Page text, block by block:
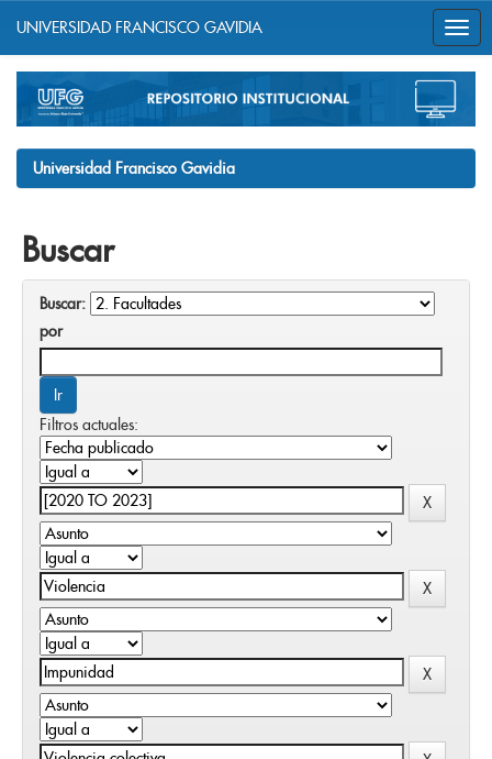
navigation
UNIVERSIDAD FRANCISCO GAVIDIA
Universidad Francisco Gavidia
Buscar
Buscar:
por
Filtros actuales: